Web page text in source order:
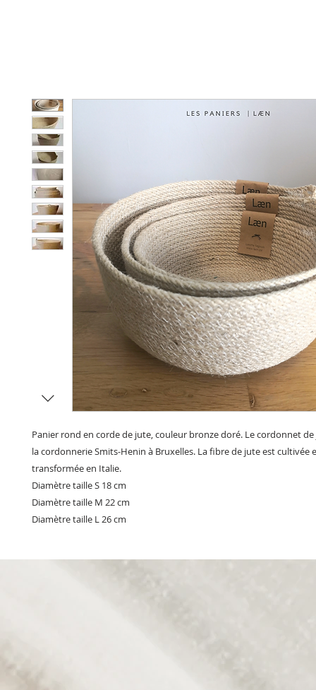
Panier rond en corde de jute, couleur bronze doré. Le cordonnet
la cordonnerie Smits-Henin à Bruxelles. La fibre de jute est cultivée
transformée en Italie.
Diamètre taille S 18 cm
Diamètre taille M 22 cm
Diamètre taille L 26 cm